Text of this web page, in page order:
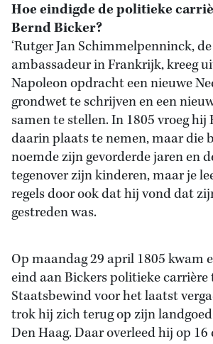
Hoe eindigde de politieke
Bernd Bicker?
‘Rutger Jan Schimmelpenninck,
ambassadeur in Frankrijk, kreeg
Napoleon opdracht een nieuwe
grondwet te schrijven en een
samen te stellen. In 1805 vroeg hij
daarin plaats te nemen, maar die
noemde zijn gevorderde jaren en
tegenover zijn kinderen, maar je
regels door ook dat hij vond dat
gestreden was.
Op maandag 29 april 1805 kwam
eind aan Bickers politieke carrière
Staatsbewind voor het laatst
trok hij zich terug op zijn
Den Haag. Daar overleed hij op 16